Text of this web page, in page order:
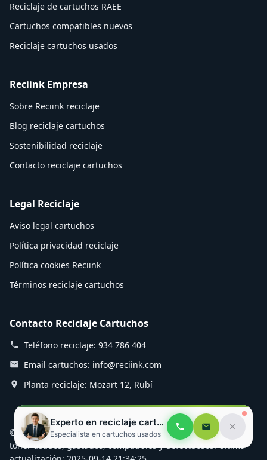
Experto en reciclaje cartuchos
Especialista en cartuchos usados
Reciclaje de cartuchos RAEE
Cartuchos compatibles nuevos
Reciclaje cartuchos usados
Reciink Empresa
Sobre Reciink reciclaje
Blog reciclaje cartuchos
Sostenibilidad reciclaje
Contacto reciclaje cartuchos
Legal Reciclaje
Aviso legal cartuchos
Política privacidad reciclaje
Política cookies Reciink
Términos reciclaje cartuchos
Contacto Reciclaje Cartuchos
Teléfono reciclaje: 934 786 404
Email cartuchos: info@reciink.com
Planta reciclaje: Mozart 12, Rubí
© 2025 Reciink - Especialistas en reciclaje de cartuchos de
tóner usados, gastados, compatibles y defectuosos. Última